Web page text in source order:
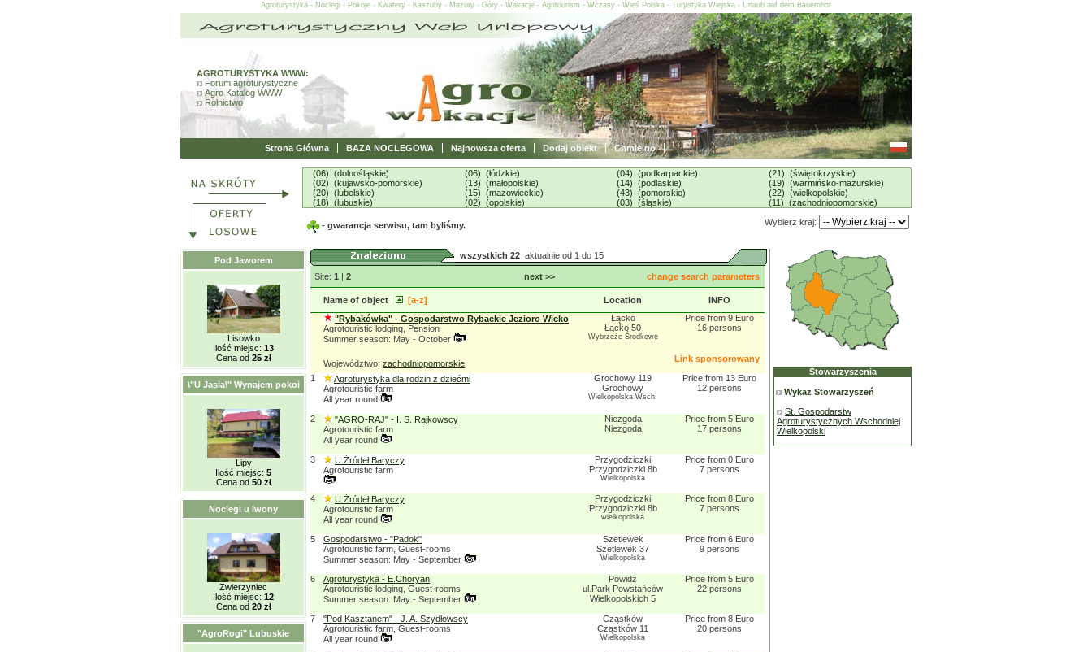
Agroturystyka - Noclegi - Pokoje - Kwatery - Kaszuby - Mazury - Góry - Wakacje - Agritourism - Wczasy - Wieś Polska - Turystyka Wiejska - Urlaub auf dem Bauernhof
AGROTURYSTYKA WWW:
Forum agroturystyczne
Agro Katalog WWW
Rolnictwo
Strona Główna BAZA NOCLEGOWA Najnowsza oferta Dodaj obiekt Chmielno
(06) (dolnośląskie)
(02) (kujawsko-pomorskie)
(20) (lubelskie)
(18) (lubuskie)
(06) (łódzkie)
(13) (małopolskie)
(15) (mazowieckie)
(02) (opolskie)
(04) (podkarpackie)
(14) (podlaskie)
(43) (pomorskie)
(03) (śląskie)
(21) (świętokrzyskie)
(19) (warmińsko-mazurskie)
(22) (wielkopolskie)
(11) (zachodniopomorskie)
- gwarancja serwisu, tam byliśmy. Wybierz kraj:
Pod Jaworem
Lisowko
Ilość miejsc: 13
Cena od 25 zł
\"U Jasia\" Wynajem pokoi
Lipy
Ilość miejsc: 5
Cena od 50 zł
Noclegi u Iwony
Zwierzyniec
Ilość miejsc: 12
Cena od 20 zł
"AgroRogi" Lubuskie
wszystkich 22 aktualnie od 1 do 15
Site: 1 | 2 next >> change search parameters
Name of object [a-z] Location
INFO
"Rybakówka" - Gospodarstwo Rybackie Jezioro Wicko
Agrotouristic lodging, Pension
Summer season: May - October
Łącko
Łącko 50
Wybrzeże Środkowe
Price from 9 Euro
16 persons
Województwo: zachodniopomorskie
Link sponsorowany
1
Agroturystyka dla rodzin z dziećmi
Agrotouristic farm
All year round
Grochowy 119
Grochowy
Wielkopolska Wsch.
Price from 13 Euro
12 persons
2
"AGRO-RAJ" - I. S. Rajkowscy
Agrotouristic farm
All year round
Niezgoda
Niezgoda
Price from 5 Euro
17 persons
3
U Żródeł Baryczy
Agrotouristic farm
Przygodziczki
Przygodziczki 8b
Wielkopolska
Price from 0 Euro
7 persons
4
U Żródeł Baryczy
Agrotouristic farm
All year round
Przygodziczki
Przygodziczki 8b
wielkopolska
Price from 8 Euro
7 persons
5
Gospodarstwo - "Padok"
Agrotouristic farm, Guest-rooms
Summer season: May - September
Szetlewek
Szetlewek 37
Wielkopolska
Price from 6 Euro
9 persons
6
Agroturystyka - E.Choryan
Agrotouristic lodging, Guest-rooms
Summer season: May - September
Powidz
ul.Park Powstańców
Wielkopolskich 5
Price from 5 Euro
22 persons
7
"Pod Kasztanem" - J. A. Szydłowscy
Agrotouristic farm, Guest-rooms
All year round
Cząstków
Cząstków 11
Wielkopolska
Price from 8 Euro
20 persons
Stowarzyszenia
Wykaz Stowarzyszeń
St. Gospodarstw
Agroturystycznych Wschodniej
Wielkopolski